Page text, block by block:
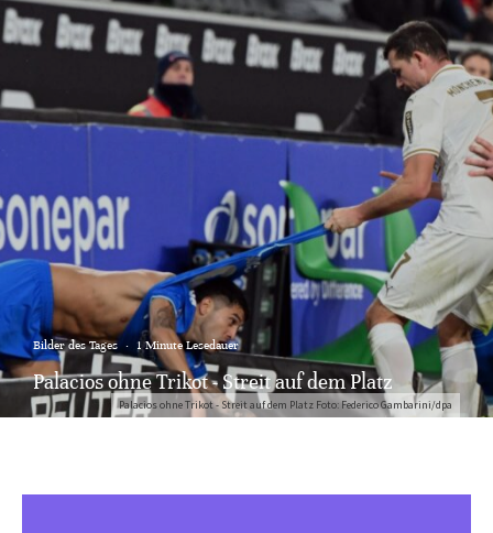
Palacios ohne Trikot - Streit auf dem Platz Foto: Federico Gambarini/dpa
Bilder des Tages · 1 Minute Lesedauer
Palacios ohne Trikot - Streit auf dem Platz